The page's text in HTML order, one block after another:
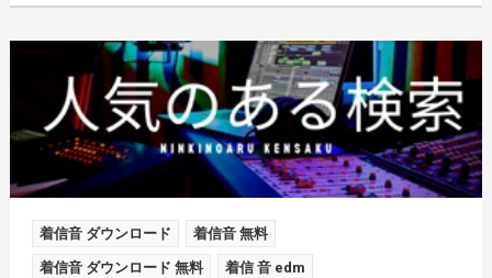
着信音 ダウンロード 着信音 無料
着信音 ダウンロード 無料 着信 音 edm